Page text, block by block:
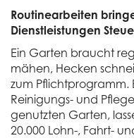
Routinearbeiten
Dienstleistungen
Ein Garten braucht
mähen, Hecken
zum Pflichtprogramm.
Reinigungs- und
genutzten Garten,
20.000 Lohn-, Fahrt-